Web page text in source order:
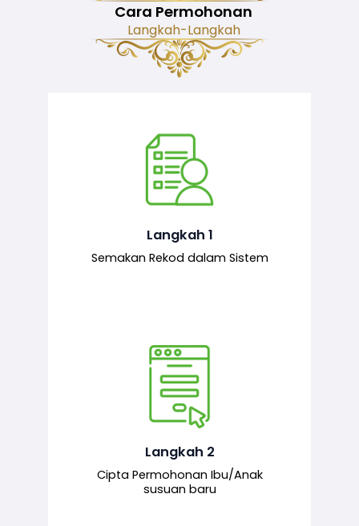
Cara Permohonan
Langkah-Langkah
Langkah 1
Semakan Rekod dalam Sistem
Semakan ke atas sejarah permohonan
yang pernah dibuat oleh pemohon,
Langkah 2
Cipta Permohonan Ibu/Anak
susuan baru
Pemohon mengisi borang
permohonan bagi pendaftaran
baharu melalui sistem.